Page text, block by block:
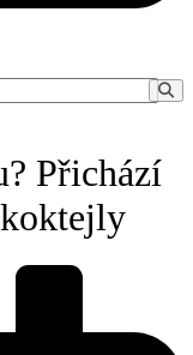
Přichází